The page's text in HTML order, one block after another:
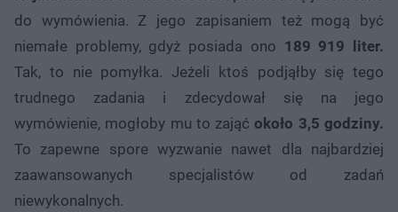
do wymówienia. Z jego zapisaniem też mogą być
niemałe problemy, gdyż posiada ono 189 919 liter.
Tak, to nie pomyłka. Jeżeli ktoś podjąłby się tego
trudnego zadania i zdecydował się na jego
wymówienie, mogłoby mu to zająćokoło 3,5 godziny.
To zapewne spore wyzwanie nawet dla najbardziej
zaawansowanych specjalistów od zadań
niewykonalnych.